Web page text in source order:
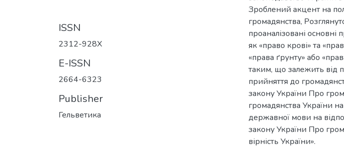
ISSN
2312-928X
E-ISSN
2664-6323
Publisher
Гельветика
Зроблений акцент на
громадянства,
проаналізовані основні
як «право крові» та
«права ґрунту» або
таким, що залежить від
прийняття до
закону України Про
громадянства України
державної мови на
закону України Про